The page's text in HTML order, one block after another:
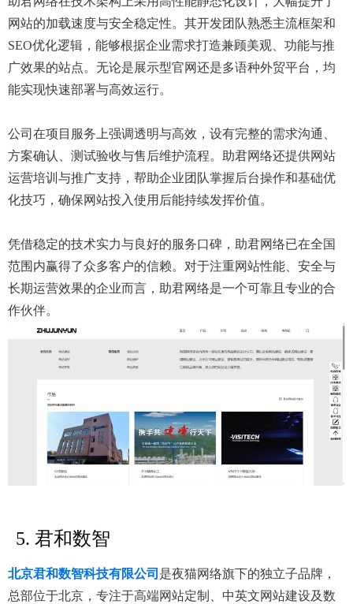
网站的加载速度与安全稳定性。其开发团队熟悉主流框架和
SEO优化逻辑，能够根据企业需求打造兼顾美观、功能与推
广效果的站点。无论是展示型官网还是多语种外贸平台，均
能实现快速部署与高效运行。
公司在项目服务上强调透明与高效，设有完整的需求沟通、
方案确认、测试验收与售后维护流程。助君网络还提供网站
运营培训与推广支持，帮助企业团队掌握后台操作和基础优
化技巧，确保网站投入使用后能持续发挥价值。
凭借稳定的技术实力与良好的服务口碑，助君网络已在全国
范围内赢得了众多客户的信赖。对于注重网站性能、安全与
长期运营效果的企业而言，助君网络是一个可靠且专业的合
作伙伴。
5. 君和数智
北京君和数智科技有限公司 是夜猫网络旗下的独立子品牌，
总部位于北京，专注于高端网站定制、中英文网站建设及数